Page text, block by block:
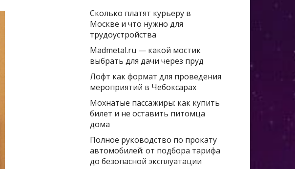
Сколько платят курьеру в
Москве и что нужно для
трудоустройства
Madmetal.ru — какой мостик
выбрать для дачи через пруд
Лофт как формат для проведения
мероприятий в Чебоксарах
Мохнатые пассажиры: как купить
билет и не оставить питомца
дома
Полное руководство по прокату
автомобилей: от подбора тарифа
до безопасной эксплуатации